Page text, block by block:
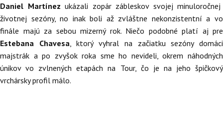
Daniel Martínez ukázali zopár zábleskov svojej minuloročnej
životnej sezóny, no inak boli až zvláštne nekonzistentní a vo
finále majú za sebou mizerný rok. Niečo podobné platí aj pre
Estebana Chavesa , ktorý vyhral na začiatku sezóny domáci
majstrák a po zvyšok roka sme ho nevideli, okrem náhodných
únikov vo zvlnených etapách na Tour, čo je na jeho špičkový
vrchársky profil málo.